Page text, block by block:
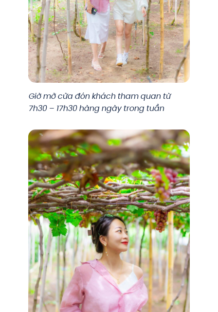
Giờ mở cửa đón khách tham quan từ
7h30 – 17h30 hàng ngày trong tuần